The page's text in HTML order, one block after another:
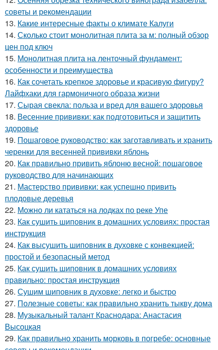
советы и рекомендации
13. Какие интересные факты о климате Калуги
14. Сколько стоит монолитная плита за м: полный обзор
цен под ключ
15. Монолитная плита на ленточный фундамент:
особенности и преимущества
16. Как сочетать крепкое здоровье и красивую фигуру?
Лайфхаки для гармоничного образа жизни
17. Сырая свекла: польза и вред для вашего здоровья
18. Весенние прививки: как подготовиться и защитить
здоровье
19. Пошаговое руководство: как заготавливать и хранить
черенки для весенней прививки яблонь
20. Как правильно привить яблоню весной: пошаговое
руководство для начинающих
21. Мастерство прививки: как успешно привить
плодовые деревья
22. Можно ли кататься на лодках по реке Упе
23. Как сушить шиповник в домашних условиях: простая
инструкция
24. Как высушить шиповник в духовке с конвекцией:
простой и безопасный метод
25. Как сушить шиповник в домашних условиях
правильно: простая инструкция
26. Сушим шиповник в духовке: легко и быстро
27. Полезные советы: как правильно хранить тыкву дома
28. Музыкальный талант Краснодара: Анастасия
Высоцкая
29. Как правильно хранить морковь в погребе: основные